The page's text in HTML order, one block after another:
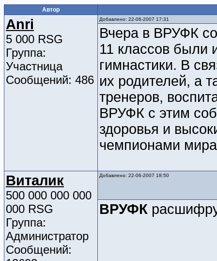
Автор
Anri
5 000 RSG
Группа:
Участница
Сообщений: 486
Добавлено: 22-06-2007 17:31
Вчера в ВРУФК
11 классов были
гимнастики. В
их родителей, а
тренеров,
ВРУФК с этим
здоровья и
чемпионами
Виталик
500 000 000 000
000 RSG
Группа:
Администратор
Сообщений:
Добавлено: 22-06-2007 18:50
ВРУФК